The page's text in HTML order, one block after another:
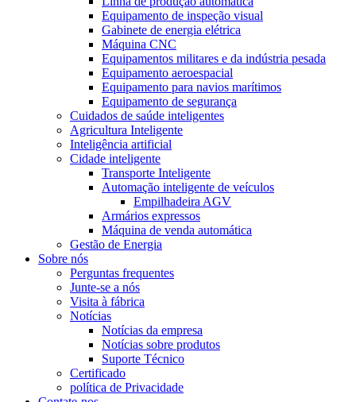
Equipamento de inspeção visual
Gabinete de energia elétrica
Máquina CNC
Equipamentos militares e da indústria pesada
Equipamento aeroespacial
Equipamento para navios marítimos
Equipamento de segurança
Cuidados de saúde inteligentes
Agricultura Inteligente
Inteligência artificial
Cidade inteligente
Transporte Inteligente
Automação inteligente de veículos
Empilhadeira AGV
Armários expressos
Máquina de venda automática
Gestão de Energia
Sobre nós
Perguntas frequentes
Junte-se a nós
Visita à fábrica
Notícias
Notícias da empresa
Notícias sobre produtos
Suporte Técnico
Certificado
política de Privacidade